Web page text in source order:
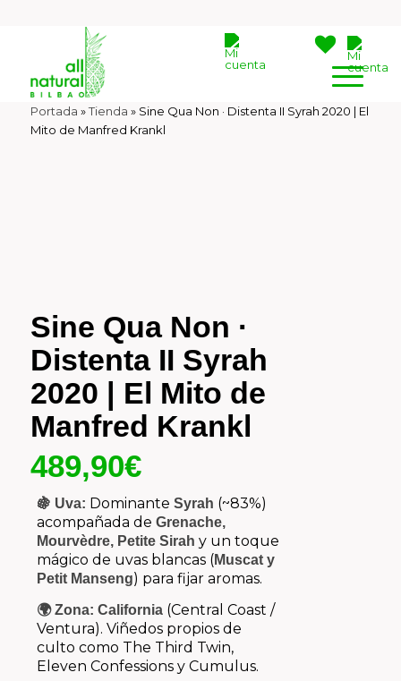
Portada »Tienda » Sine Qua Non · Distenta II Syrah 2020 | El
Mito de Manfred Krankl
Sine Qua Non ·
Distenta II Syrah
2020 | El Mito de
Manfred Krankl
489,90€
🍇 Uva: Dominante Syrah (~83%)
acompañada de Grenache,
Mourvèdre, Petite Sirah y un toque
mágico de uvas blancas ( Muscat y
Petit Manseng) para fijar aromas.
🌍 Zona: California(Central Coast /
Ventura). Viñedos propios de
culto como The Third Twin,
Eleven Confessionsy Cumulus.